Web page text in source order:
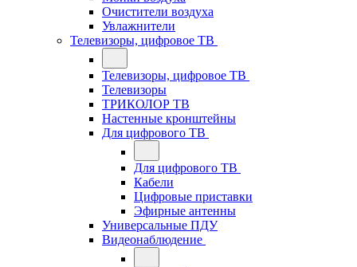
Очистители воздуха
Увлажнители
Телевизоры, цифровое ТВ
Телевизоры, цифровое ТВ
Телевизоры
ТРИКОЛОР ТВ
Настенные кронштейны
Для цифрового ТВ
Для цифрового ТВ
Кабели
Цифровые приставки
Эфирные антенны
Универсальные ПДУ
Видеонаблюдение